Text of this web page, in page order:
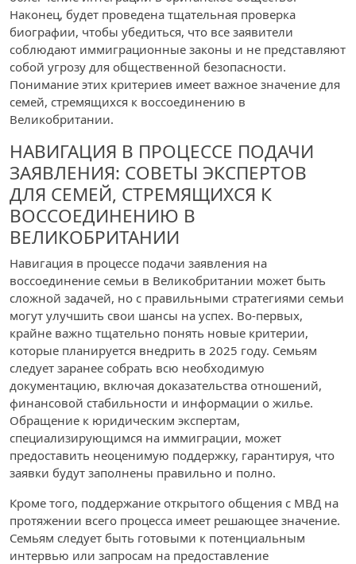
Наконец, будет проведена тщательная проверка
биографии, чтобы убедиться, что все заявители
соблюдают иммиграционные законы и не представляют
собой угрозу для общественной безопасности.
Понимание этих критериев имеет важное значение для
семей, стремящихся к воссоединению в
Великобритании.
НАВИГАЦИЯ В ПРОЦЕССЕ ПОДАЧИ
ЗАЯВЛЕНИЯ: СОВЕТЫ ЭКСПЕРТОВ
ДЛЯ СЕМЕЙ, СТРЕМЯЩИХСЯ К
ВОССОЕДИНЕНИЮ В
ВЕЛИКОБРИТАНИИ
Навигация в процессе подачи заявления на
воссоединение семьи в Великобритании может быть
сложной задачей, но с правильными стратегиями семьи
могут улучшить свои шансы на успех. Во-первых,
крайне важно тщательно понять новые критерии,
которые планируется внедрить в 2025 году. Семьям
следует заранее собрать всю необходимую
документацию, включая доказательства отношений,
финансовой стабильности и информации о жилье.
Обращение к юридическим экспертам,
специализирующимся на иммиграции, может
предоставить неоценимую поддержку, гарантируя, что
заявки будут заполнены правильно и полно.
Кроме того, поддержание открытого общения с МВД на
протяжении всего процесса имеет решающее значение.
Семьям следует быть готовыми к потенциальным
интервью или запросам на предоставление